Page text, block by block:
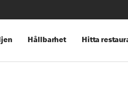
Hållbarhet Hitta